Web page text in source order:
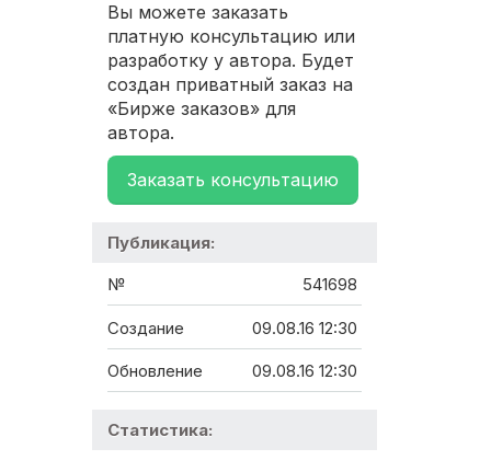
Вы можете заказать
платную консультацию или
разработку у автора. Будет
создан приватный заказ на
«Бирже заказов» для
автора.
Заказать консультацию
Публикация:
№ 541698
Создание 09.08.16 12:30
Обновление 09.08.16 12:30
Статистика: